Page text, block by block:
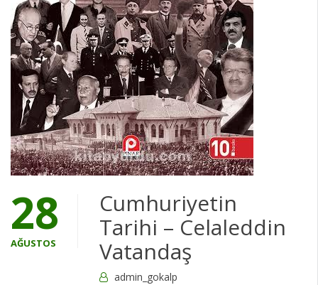
28
AĞUSTOS
Cumhuriyetin
Tarihi – Celaleddin
Vatandaş
admin_gokalp